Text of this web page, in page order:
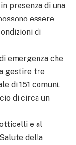
presenza di una
essere
di
emergenza che
a gestire tre
di 151 comuni,
di circa un
e al
della